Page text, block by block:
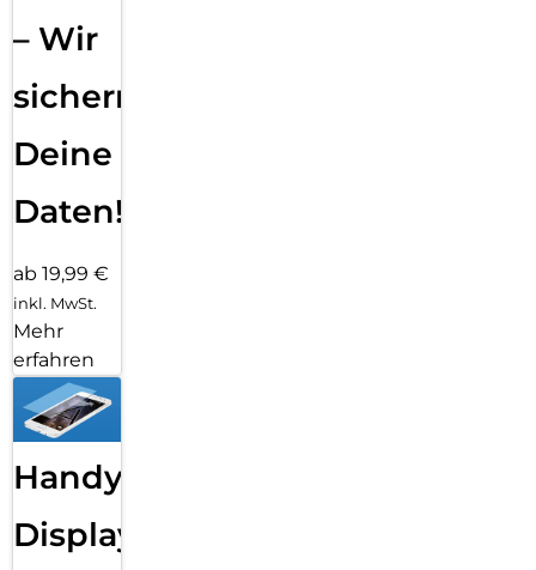
– Wir
sichern
Deine
Daten!
ab 19,99 €
inkl. MwSt.
Mehr
erfahren
Handy
Displayfolie